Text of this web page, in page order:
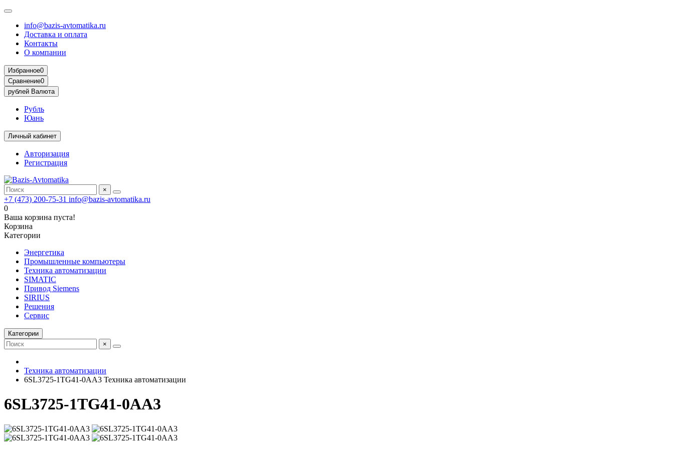
info@bazis-avtomatika.ru
Доставка и оплата
Контакты
О компании
Избранное0
Сравнение0
рублей Валюта
Рубль
Юань
Личный кабинет
Авторизация
Регистрация
×
+7 (473) 200-75-31 info@bazis-avtomatika.ru
0
Ваша корзина пуста!
Корзина
Категории
Энергетика
Промышленные компьютеры
Техника автоматизации
SIMATIC
Привод Siemens
SIRIUS
Решения
Сервис
Категории
×
Техника автоматизации
6SL3725-1TG41-0AA3 Техника автоматизации
6SL3725-1TG41-0AA3